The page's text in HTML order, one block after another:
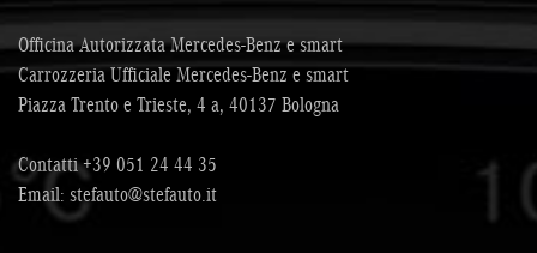
Officina Autorizzata Mercedes-Benz e smart
Carrozzeria Ufficiale Mercedes-Benz e smart
Piazza Trento e Trieste, 4 a, 40137 Bologna
Contatti+39 051 24 44 35
Email: stefauto@stefauto.it